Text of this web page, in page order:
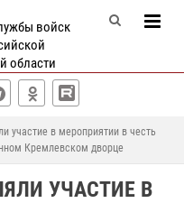
войск
области
участие в мероприятии в честь
Кремлевском дворце
УЧАСТИЕ В